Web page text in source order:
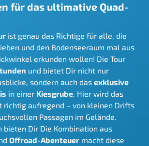
für das ultimative Quad-
ist genau das Richtige für alle, die
und den Bodenseeraum mal aus
erkunden wollen! Die Tour
und bietet Dir nicht nur
sondern auch dasexklusive
in einer Kiesgrube . Hier wird das
richtig aufregend – von kleinen Drifts
Passagen im Gelände.
bieten Dir Die Kombination aus
Offroad-Abenteuer macht diese